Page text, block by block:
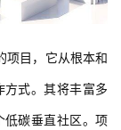
项目，它从根本和
方式。其将丰富多
低碳垂直社区。项